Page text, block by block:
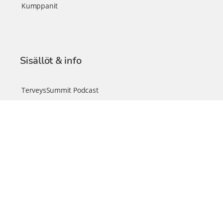
Kumppanit
Sisällöt & info
TerveysSummit Podcast